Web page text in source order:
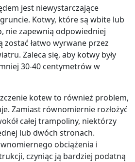
jest niewystarczające
Kotwy, które są wbite lub
nie zapewnią odpowiedniej
zostać łatwo wyrwane przez
Zaleca się, aby kotwy były
30-40 centymetrów w
kotew to również problem,
Zamiast równomiernie rozłożyć
całej trampoliny, niektórzy
lub dwóch stronach.
obciążenia i
czyniąc ją bardziej podatną